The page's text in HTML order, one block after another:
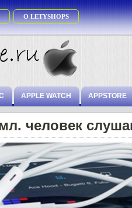
О LETYSHOPS
APPLE WATCH APPSTORE
человек